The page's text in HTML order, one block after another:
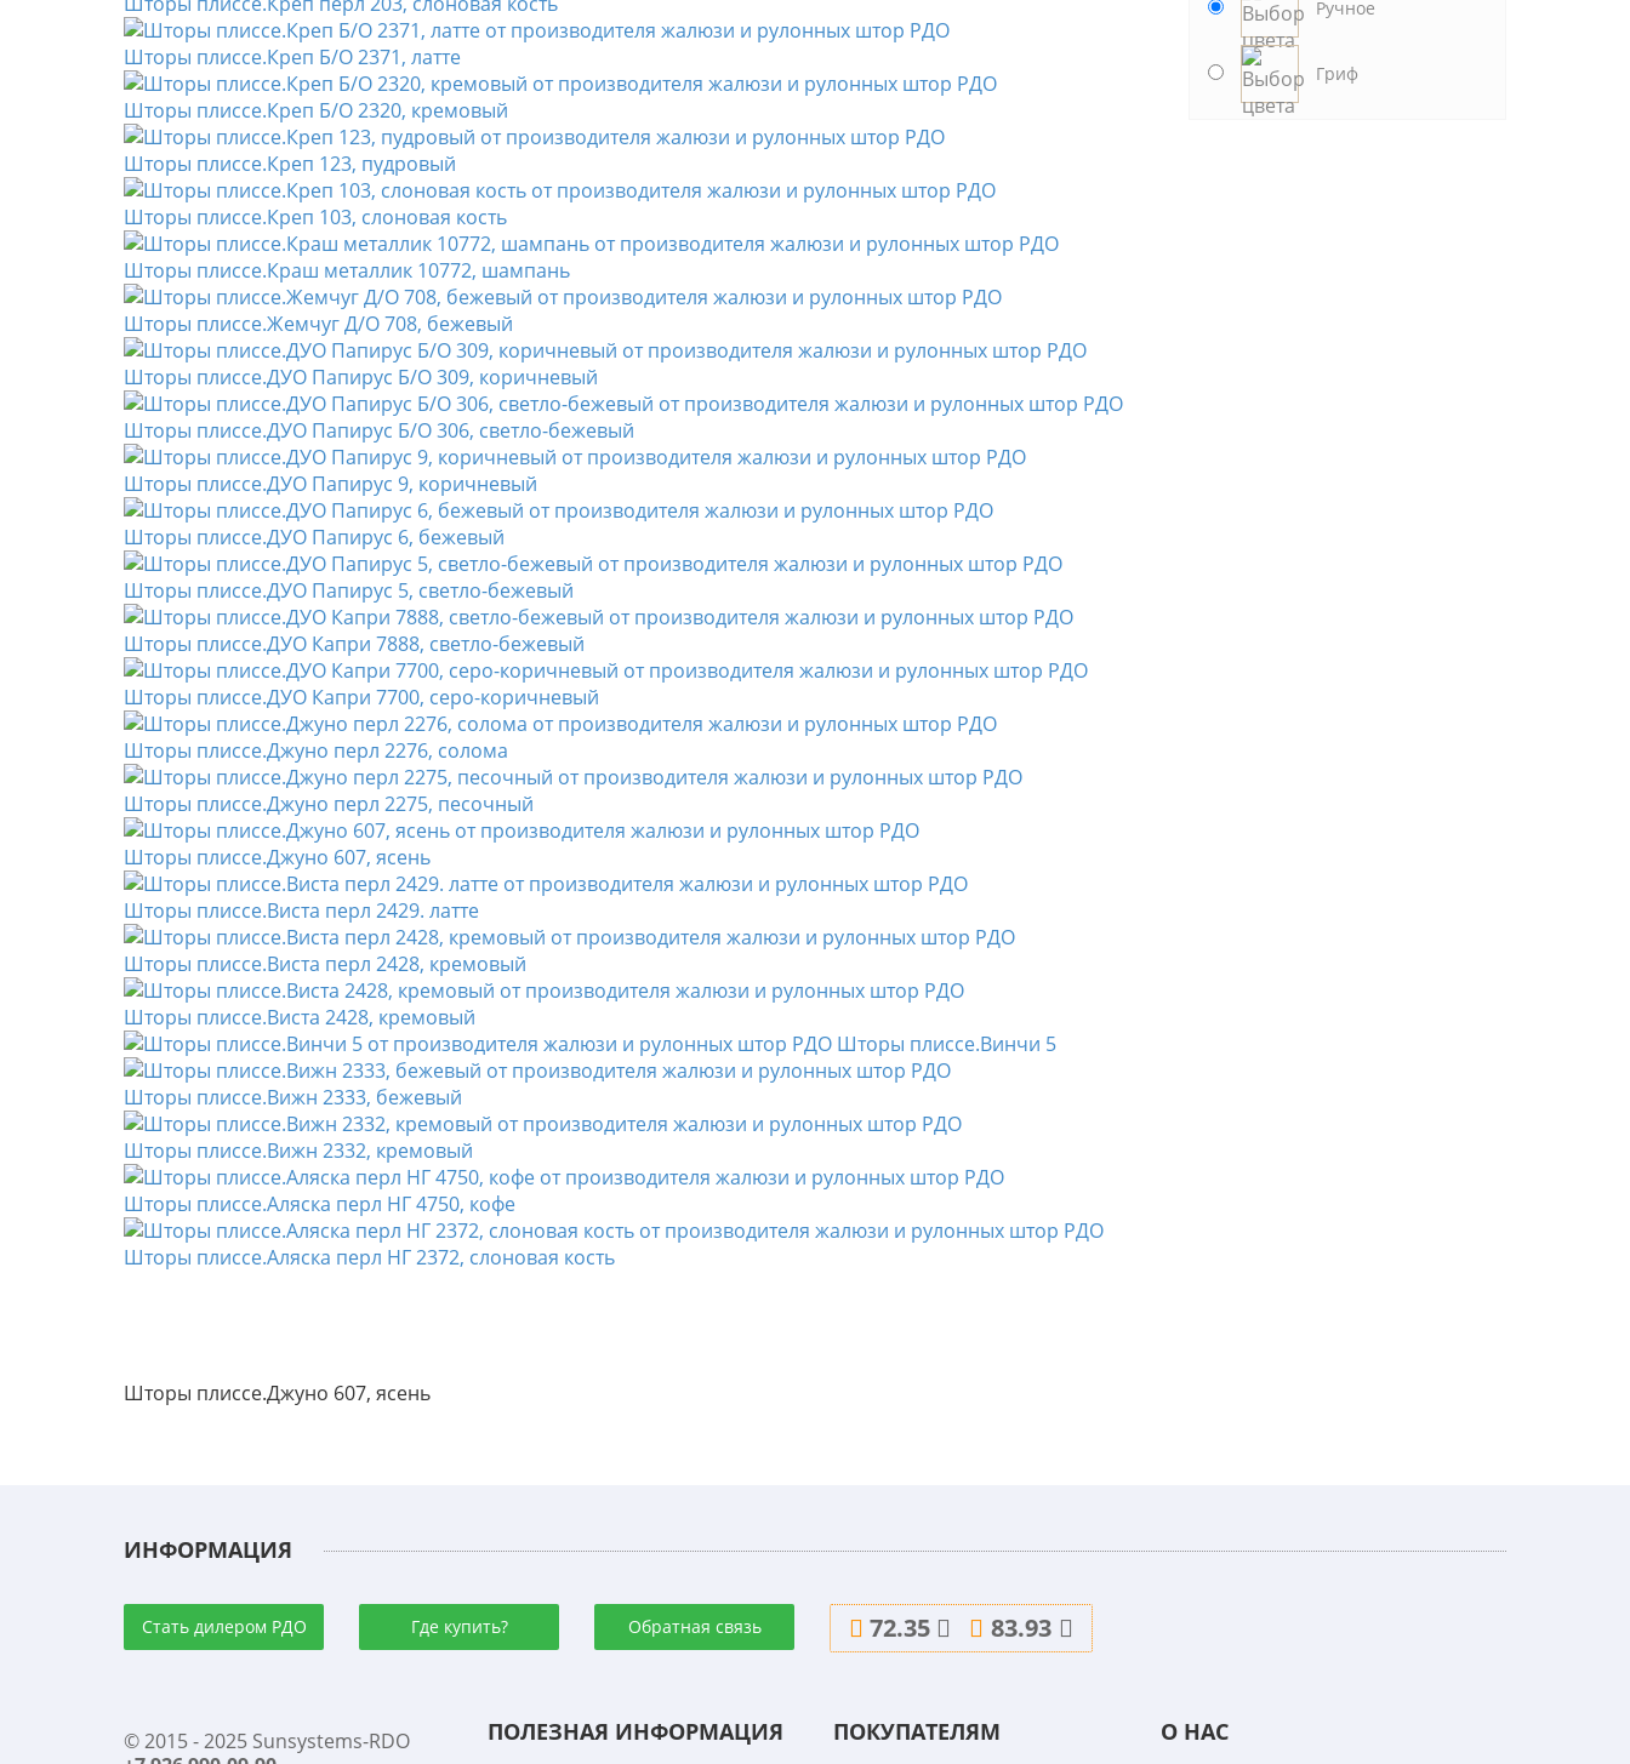
Ручное
Гриф
Шторы плиссе.Креп Б/О 2371, латте
Шторы плиссе.Креп Б/О 2320, кремовый
Шторы плиссе.Креп 123, пудровый
Шторы плиссе.Креп 103, слоновая кость
Шторы плиссе.Краш металлик 10772, шампань
Шторы плиссе.Жемчуг Д/О 708, бежевый
Шторы плиссе.ДУО Папирус Б/О 309, коричневый
Шторы плиссе.ДУО Папирус Б/О 306, светло-бежевый
Шторы плиссе.ДУО Папирус 9, коричневый
Шторы плиссе.ДУО Папирус 6, бежевый
Шторы плиссе.ДУО Папирус 5, светло-бежевый
Шторы плиссе.ДУО Капри 7888, светло-бежевый
Шторы плиссе.ДУО Капри 7700, серо-коричневый
Шторы плиссе.Джуно перл 2276, солома
Шторы плиссе.Джуно перл 2275, песочный
Шторы плиссе.Джуно 607, ясень
Шторы плиссе.Виста перл 2429. латте
Шторы плиссе.Виста перл 2428, кремовый
Шторы плиссе.Виста 2428, кремовый
Шторы плиссе.Винчи 5
Шторы плиссе.Вижн 2333, бежевый
Шторы плиссе.Вижн 2332, кремовый
Шторы плиссе.Аляска перл НГ 4750, кофе
Шторы плиссе.Аляска перл НГ 2372, слоновая кость
Шторы плиссе.Джуно 607, ясень
ИНФОРМАЦИЯ
Стать дилером РДО Где купить? Обратная связь 72.35 83.93
© 2015 - 2025 Sunsystems-RDO
ПОЛЕЗНАЯ ИНФОРМАЦИЯ ПОКУПАТЕЛЯМ О НАС